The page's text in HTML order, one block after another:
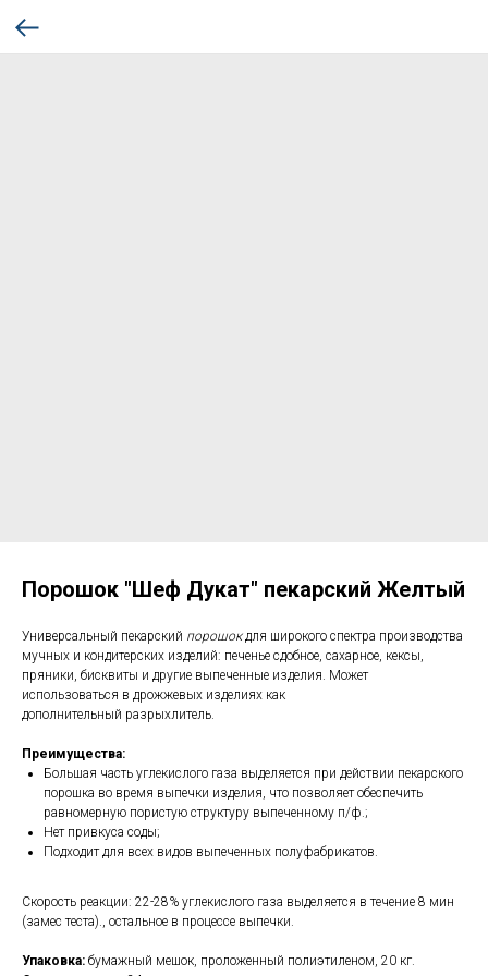
Порошок "Шеф Дукат" пекарский Желтый
Универсальный пекарский порошокдля широкого спектра производства
мучных и кондитерских изделий: печенье сдобное, сахарное, кексы,
пряники, бисквиты и другие выпеченные изделия. Может
использоваться в дрожжевых изделиях как
дополнительный разрыхлитель.
Преимущества:
Большая часть углекислого газа выделяется при действии пекарского
порошка во время выпечки изделия, что позволяет обеспечить
равномерную пористую структуру выпеченному п/ф.;
Нет привкуса соды;
Подходит для всех видов выпеченных полуфабрикатов.
Скорость реакции: 22-28% углекислого газа выделяется в течение 8 мин
(замес теста)., остальное в процессе выпечки.
Упаковка: бумажный мешок, проложенный полиэтиленом, 20 кг.